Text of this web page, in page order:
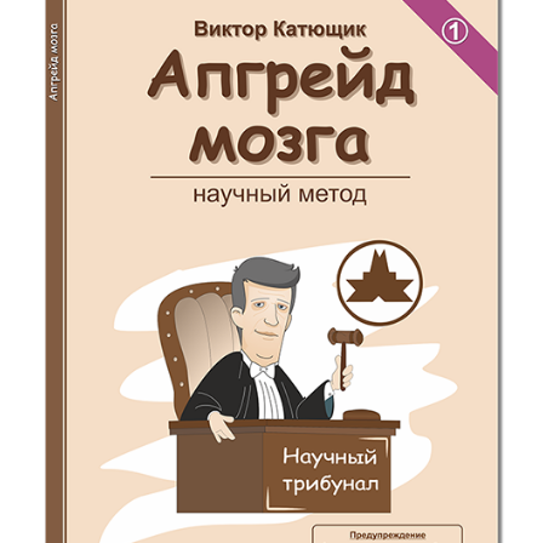
или задержкой в передаче, компьютерным вирусом или
системным сбоем, даже если администрация будет явно
поставлена в известность о возможности такого ущерба.
4.10. За рекламу, размещаемую на Сайте, несет
ответственность лишь рекламодатель. Сайт особо уведомляет о
том, что не гарантирует возможность приобретения или
использования тех или иных товаров или услуг по ценам и/
или на условиях, указываемых в рекламных блоках (текстах,
баннерах). Вы соглашаетесь с тем, что Сайт не несет никакой
ответственности за возможные последствия (включая любой
ущерб), возникшие в результате каких-либо отношений с
Сайт не несет никакой ответственности за содержание
комментариев и точность информации, опубликованной в
них, также, Сайт не несет ответственности за любые
рекомендации или мнения, которые могут содержаться в
комментариях. Кроме того, поскольку Интернет не
обеспечивает в полной мере надежной защиты информации,
Сайт не несет ответственности за информацию, присылаемую
через интернет.
4.12. Отправляя материалы в адрес Сайта, отправляющая
сторона гарантирует и подтверждает, что она обладает
авторскими правами на эти материалы, получила разрешение
на публикацию от обладателя авторских прав, или что эти
материалы являются общественным достоянием и
размещаются в соответствии законодательством или
требованиями первоисточника. Отправляющая сторона также
гарантирует и подтверждает, что получатель имеет полное и
не ограниченное право отправки данных материалов, и что
такая отправка не ущемляет ничьих прав и законных